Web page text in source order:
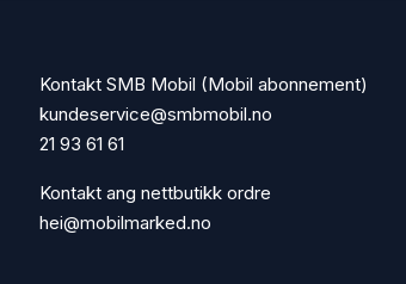
Kontakt SMB Mobil (Mobil abonnement)
kundeservice@smbmobil.no
21 93 61 61
Kontakt ang nettbutikk ordre
hei@mobilmarked.no